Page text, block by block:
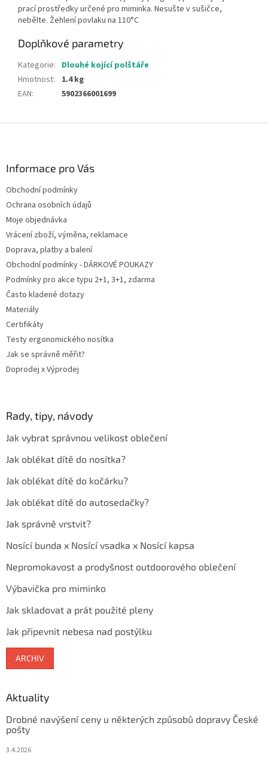
prací prostředky určené pro miminka. Nesušte v sušičce,
nebělte. Žehlení povlaku na 110°C
Doplňkové parametry
Kategorie: Dlouhé kojící polštáře
Hmotnost:
1.4 kg
EAN: 5902366001699
Informace pro Vás
Obchodní podmínky
Ochrana osobních údajů
Moje objednávka
Vrácení zboží, výměna, reklamace
Doprava, platby a balení
Obchodní podmínky - DÁRKOVÉ POUKAZY
Podmínky pro akce typu 2+1, 3+1, zdarma
Často kladené dotazy
Materiály
Certifikáty
Testy ergonomického nosítka
Jak se správně měřit?
Doprodej x Výprodej
Rady, tipy, návody
Jak vybrat správnou velikost oblečení
Jak oblékat dítě do nosítka?
Jak oblékat dítě do kočárku?
Jak oblékat dítě do autosedačky?
Jak správně vrstvit?
Nosící bunda x Nosící vsadka x Nosící kapsa
Nepromokavost a prodyšnost outdoorového oblečení
Výbavička pro miminko
Jak skladovat a prát použité pleny
Jak připevnit nebesa nad postýlku
ARCHIV
Aktuality
Drobné navýšení ceny u některých způsobů dopravy České
pošty
3.4.2026